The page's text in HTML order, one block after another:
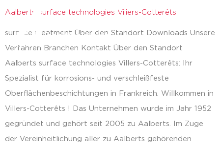
Aalberts surface technologies Villers-Cotterêts
surface treatment Über den Standort Downloads Unsere
Verfahren Branchen Kontakt Über den Standort
Aalberts surface technologies Villers-Cotterêts: Ihr
Spezialist für korrosions- und verschleißfeste
Oberflächenbeschichtungen in Frankreich. Willkommen in
Villers-Cotterêts ! Das Unternehmen wurde im Jahr 1952
gegründet und gehört seit 2005 zu Aalberts. Im Zuge
der Vereinheitlichung aller zu Aalberts gehörenden